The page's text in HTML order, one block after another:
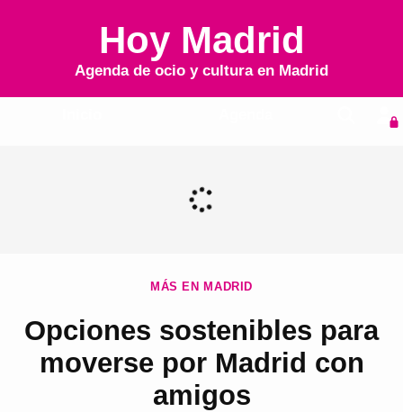
Hoy Madrid
Agenda de ocio y cultura en Madrid
MÁS EN MADRID
Opciones sostenibles para
moverse por Madrid con
amigos